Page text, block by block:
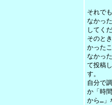
それで
なかっ
してく
そのと
かった
なかっ
て投稿
す。
自分で
か「時
から…」